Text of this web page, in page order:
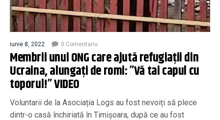
iunie 8, 2022 0 Comentariu
Membrii unui ONG care ajută refugiații din
Ucraina, alungați de romi: ”Vă tai capul cu
toporul!” VIDEO
Voluntarii de la Asociația Logs au fost nevoiți să plece
dintr-o casă închiriată în Timișoara, după ce au fost